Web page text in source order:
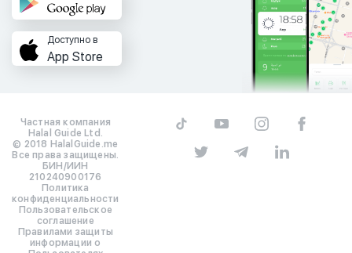
Доступно в
App Store
Частная компания
Halal Guide Ltd.
© 2018 HalalGuide.me
Все права защищены.
БИН/ИИН
210240900176
Политика
конфиденциальности
Пользовательское
соглашение
Правилами защиты
информации о